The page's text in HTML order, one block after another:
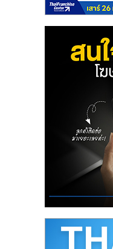
ไชส์
ลงทุน
น้อย
คืน